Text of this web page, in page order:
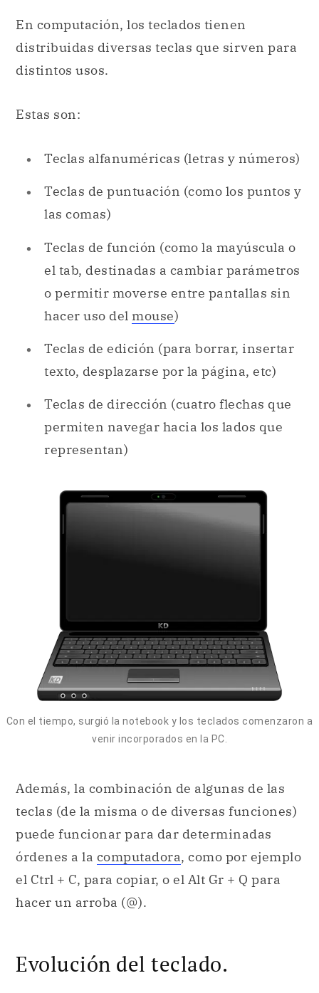
En computación, los teclados tienen
distribuidas diversas teclas que sirven para
distintos usos.
Estas son:
Teclas alfanuméricas (letras y números)
Teclas de puntuación (como los puntos y
las comas)
Teclas de función (como la mayúscula o
el tab, destinadas a cambiar parámetros
o permitir moverse entre pantallas sin
hacer uso del mouse)
Teclas de edición (para borrar, insertar
texto, desplazarse por la página, etc)
Teclas de dirección (cuatro flechas que
permiten navegar hacia los lados que
representan)
Con el tiempo, surgió la notebook y los teclados comenzaron a
venir incorporados en la PC.
Además, la combinación de algunas de las
teclas (de la misma o de diversas funciones)
puede funcionar para dar determinadas
órdenes a la computadora, como por ejemplo
el Ctrl + C, para copiar, o el Alt Gr + Q para
hacer un arroba (@).
Evolución del teclado.